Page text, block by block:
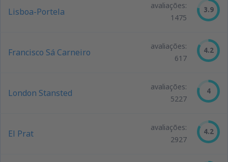
Lisboa-Portela
avaliações:
1475
3.9
Francisco Sá Carneiro
avaliações:
617
4.2
London Stansted
avaliações:
5227
4
El Prat
avaliações:
2927
4.2